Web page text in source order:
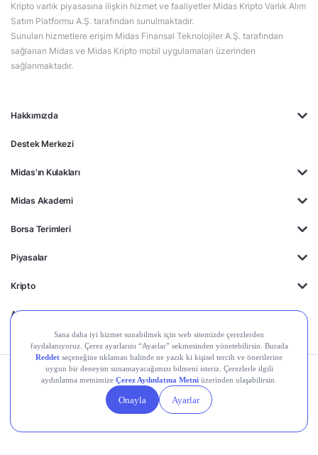
Hakkımızda
Destek Merkezi
Midas'ın Kulakları
Midas Akademi
Borsa Terimleri
Piyasalar
Kripto
Ayrıcalıklar
Kripto varlık piyasasına ilişkin hizmet ve faaliyetler Midas Kripto Varlık Alım
Satım Platformu A.Ş. tarafından sunulmaktadır.
Sunulan hizmetlere erişim Midas Finansal Teknolojiler A.Ş. tarafından
sağlanan Midas ve Midas Kripto mobil uygulamaları üzerinden
sağlanmaktadır.
Kişisel Verilerin
Gizlilik
Yasal
Duyurular
Çerez